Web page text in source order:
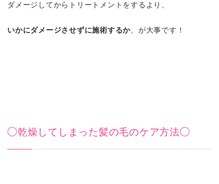
ダメージしてからトリートメントをするより、
いかにダメージさせずに施術するか 、が大事です！
◯乾燥してしまった髪の毛のケア方法◯